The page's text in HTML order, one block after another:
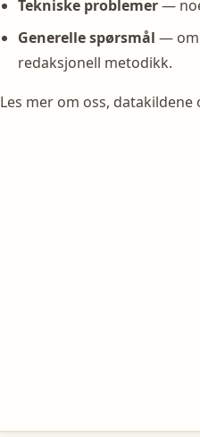
Tekniske problemer—
Generelle spørsmål — om
redaksjonell metodikk.
Les mer om oss,